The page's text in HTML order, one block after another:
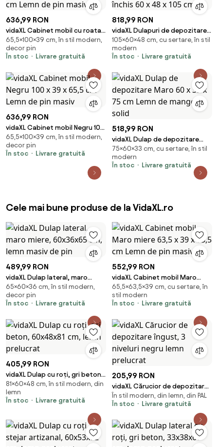
636,99 RON
vidaXL Cabinet mobil cu roata
Gri 100 x 39 x 65,5 cm Lemn de
pin masiv
65,5×100×39 cm, în stil modern,
decor pin
În stoc
Livrare gratuită
818,99 RON
vidaXL Dulapuri de depozitare 2
pcs Stejar închis 60 x 48 x 105
cm
105×60×48 cm, cu sertare, în stil
modern
În stoc
Livrare gratuită
636,99 RON
vidaXL Cabinet mobil Negru 100
x 39 x 65,5 cm Lemn de pin
masiv
65,5×100×39 cm, în stil modern,
decor pin
În stoc
Livrare gratuită
518,99 RON
vidaXL Dulap de depozitare
Maro 60 x 33 x 75 cm Lemn de
mango solid
75×60×33 cm, cu sertare, în stil
modern
În stoc
Livrare gratuită
Cele mai bune produse de la VidaXL.ro
489,99 RON
vidaXL Dulap lateral, maro
miere, 60x36x65 cm, lemn
masiv de pin
65×60×36 cm, în stil modern,
decor pin
În stoc
Livrare gratuită
552,99 RON
vidaXL Cabinet mobil Maro
miere 63,5 x 39 x 65,5 cm Lemn
de pin masiv
65,5×63,5×39 cm, cu sertare, în
stil modern
În stoc
Livrare gratuită
405,99 RON
vidaXL Dulap cu roți, gri beton,
60x48x81 cm, lemn prelucrat
81×60×48 cm, în stil modern, din
lemn
În stoc
Livrare gratuită
205,99 RON
vidaXL Cărucior de depozitare
îngust, 3 niveluri negru lemn
prelucrat
În stil modern, din lemn, din PAL
În stoc
Livrare gratuită